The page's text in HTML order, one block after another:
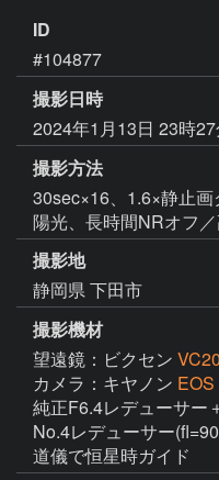
ID
#104877
撮影日時
2024年1月13日 23時
撮影方法
30sec×16、1.6×静止
陽光、長時間NRオフ
撮影地
静岡県 下田市
撮影機材
望遠鏡：ビクセン
カメラ：キヤノン
純正F6.4レデューサー
No.4レデューサー
道儀で恒星時ガイド